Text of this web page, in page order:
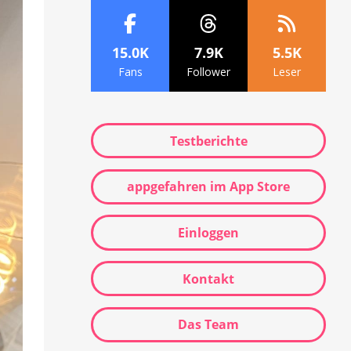
15.0K
Fans
7.9K
Follower
5.5K
Leser
Testberichte
appgefahren im App Store
Einloggen
Kontakt
Das Team